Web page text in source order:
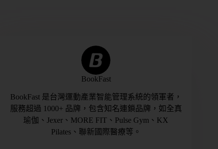
BookFast
BookFast 是台灣運動產業智能管理系統的領軍者，
服務超過 1000+ 品牌，包含知名連鎖品牌，如全真
瑜伽、Jexer、MORE FIT、Pulse Gym、KX
Pilates、聯新國際醫療等。